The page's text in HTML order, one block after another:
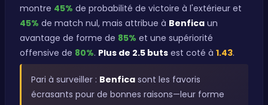
montre 45% de probabilité de victoire à l'extérieur et
45% de match nul, mais attribue à Benfica un
avantage de forme de 85% et une supériorité
offensive de 80%. Plus de 2.5 buts est coté à 1.43.
Pari à surveiller : Benfica sont les favoris
écrasants pour de bonnes raisons—leur forme